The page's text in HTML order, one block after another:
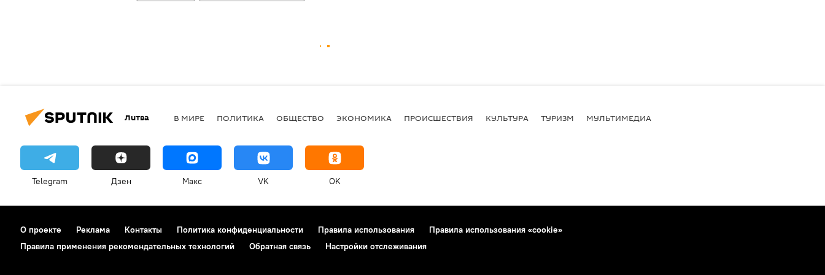
Литва В МИРЕ ПОЛИТИКА ОБЩЕСТВО ЭКОНОМИКА ПРОИСШЕСТВИЯ КУЛЬТУРА ТУРИЗМ МУЛЬТИМЕДИА
Telegram Дзен Макс VK OK
О проекте Реклама Контакты Политика конфиденциальности Правила использования
Правила использования «cookie»
Правила применения рекомендательных технологий
Обратная связь Настройки отслеживания